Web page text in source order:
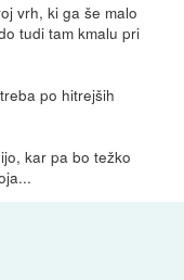
vrh, ki ga še malo
tudi tam kmalu pri
po hitrejših
kar pa bo težko